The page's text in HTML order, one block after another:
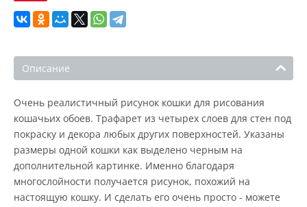
Описание
Очень реалистичный рисунок кошки для рисования
кошачьих обоев. Трафарет из четырех слоев для стен под
покраску и декора любых других поверхностей. Указаны
размеры одной кошки как выделено черным на
дополнительной картинке. Именно благодаря
многослойности получается рисунок, похожий на
настоящую кошку. И сделать его очень просто - можете